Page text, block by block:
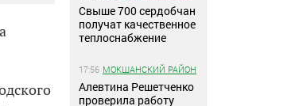
Свыше 700 сердобчан
получат качественное
теплоснабжение
17:56 МОКШАНСКИЙ РАЙОН
Алевтина Решетченко
проверила работу